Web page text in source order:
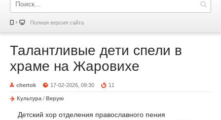
Полная версия сайта
Талантливые дети спели в
храме на Жаровихе
chertok 17-02-2026, 09:30 11
Культура / Верую
Детский хор отделения православного пения